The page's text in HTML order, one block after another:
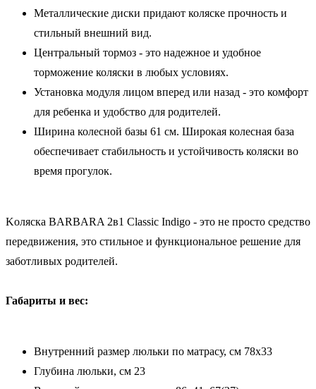
Металлические диски придают коляске прочность и
стильный внешний вид.
Центральный тормоз - это надежное и удобное
торможение коляски в любых условиях.
Установка модуля лицом вперед или назад - это комфорт
для ребенка и удобство для родителей.
Ширина колесной базы 61 см. Широкая колесная база
обеспечивает стабильность и устойчивость коляски во
время прогулок.
Kоляска BARBARA 2в1 Classic Indigo - это не просто средство
передвижения, это стильное и функциональное решение для
заботливых родителей.
Габариты и вес:
Внутренний размер люльки по матрасу, см 78x33
Глубина люльки, см 23